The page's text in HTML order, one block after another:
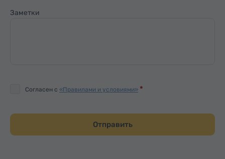
Заметки
Согласен с «Правилами и условиями»
Отправить